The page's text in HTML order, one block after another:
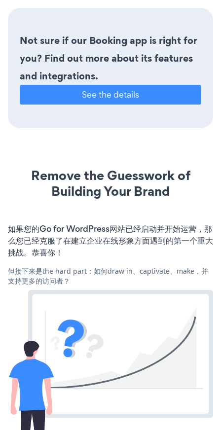
Not sure if our Booking app is right for
you? Find out more about its features
and integrations.
See the details
Remove the Guesswork of
Building Your Brand
如果您的Go for WordPress网站已经启动并开始运营，那
么您已经克服了在建立企业在线形象方面遇到的第一个重大
挑战。恭喜你！
但接下来是the hard part：如何draw in、captivate、make，并
支持更多的访问者？